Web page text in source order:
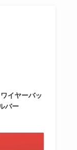
イヤーバッ
バー